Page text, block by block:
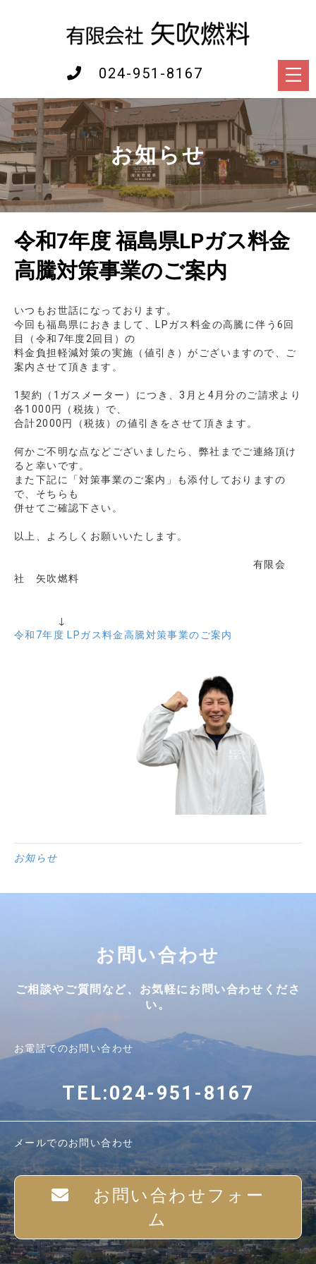
024-951-8167
お知らせ
令和7年度 福島県LPガス料金
高騰対策事業のご案内
いつもお世話になっております。
今回も福島県におきまして、LPガス料金の高騰に伴う6回
目（令和7年度2回目）の
料金負担軽減対策の実施（値引き）がございますので、ご
案内させて頂きます。
1契約（1ガスメーター）につき、3月と4月分のご請求より
各1000円（税抜）で、
合計2000円（税抜）の値引きをさせて頂きます。
何かご不明な点などございましたら、弊社までご連絡頂け
ると幸いです。
また下記に「対策事業のご案内」も添付しておりますの
で、そちらも
併せてご確認下さい。
以上、よろしくお願いいたします。
有限会
社 矢吹燃料
↓
令和7年度 LPガス料金高騰対策事業のご案内
お知らせ
お問い合わせ
ご相談やご質問など、お気軽にお問い合わせくださ
い。
お電話でのお問い合わせ
TEL:024-951-8167
メールでのお問い合わせ
お問い合わせフォー
ム